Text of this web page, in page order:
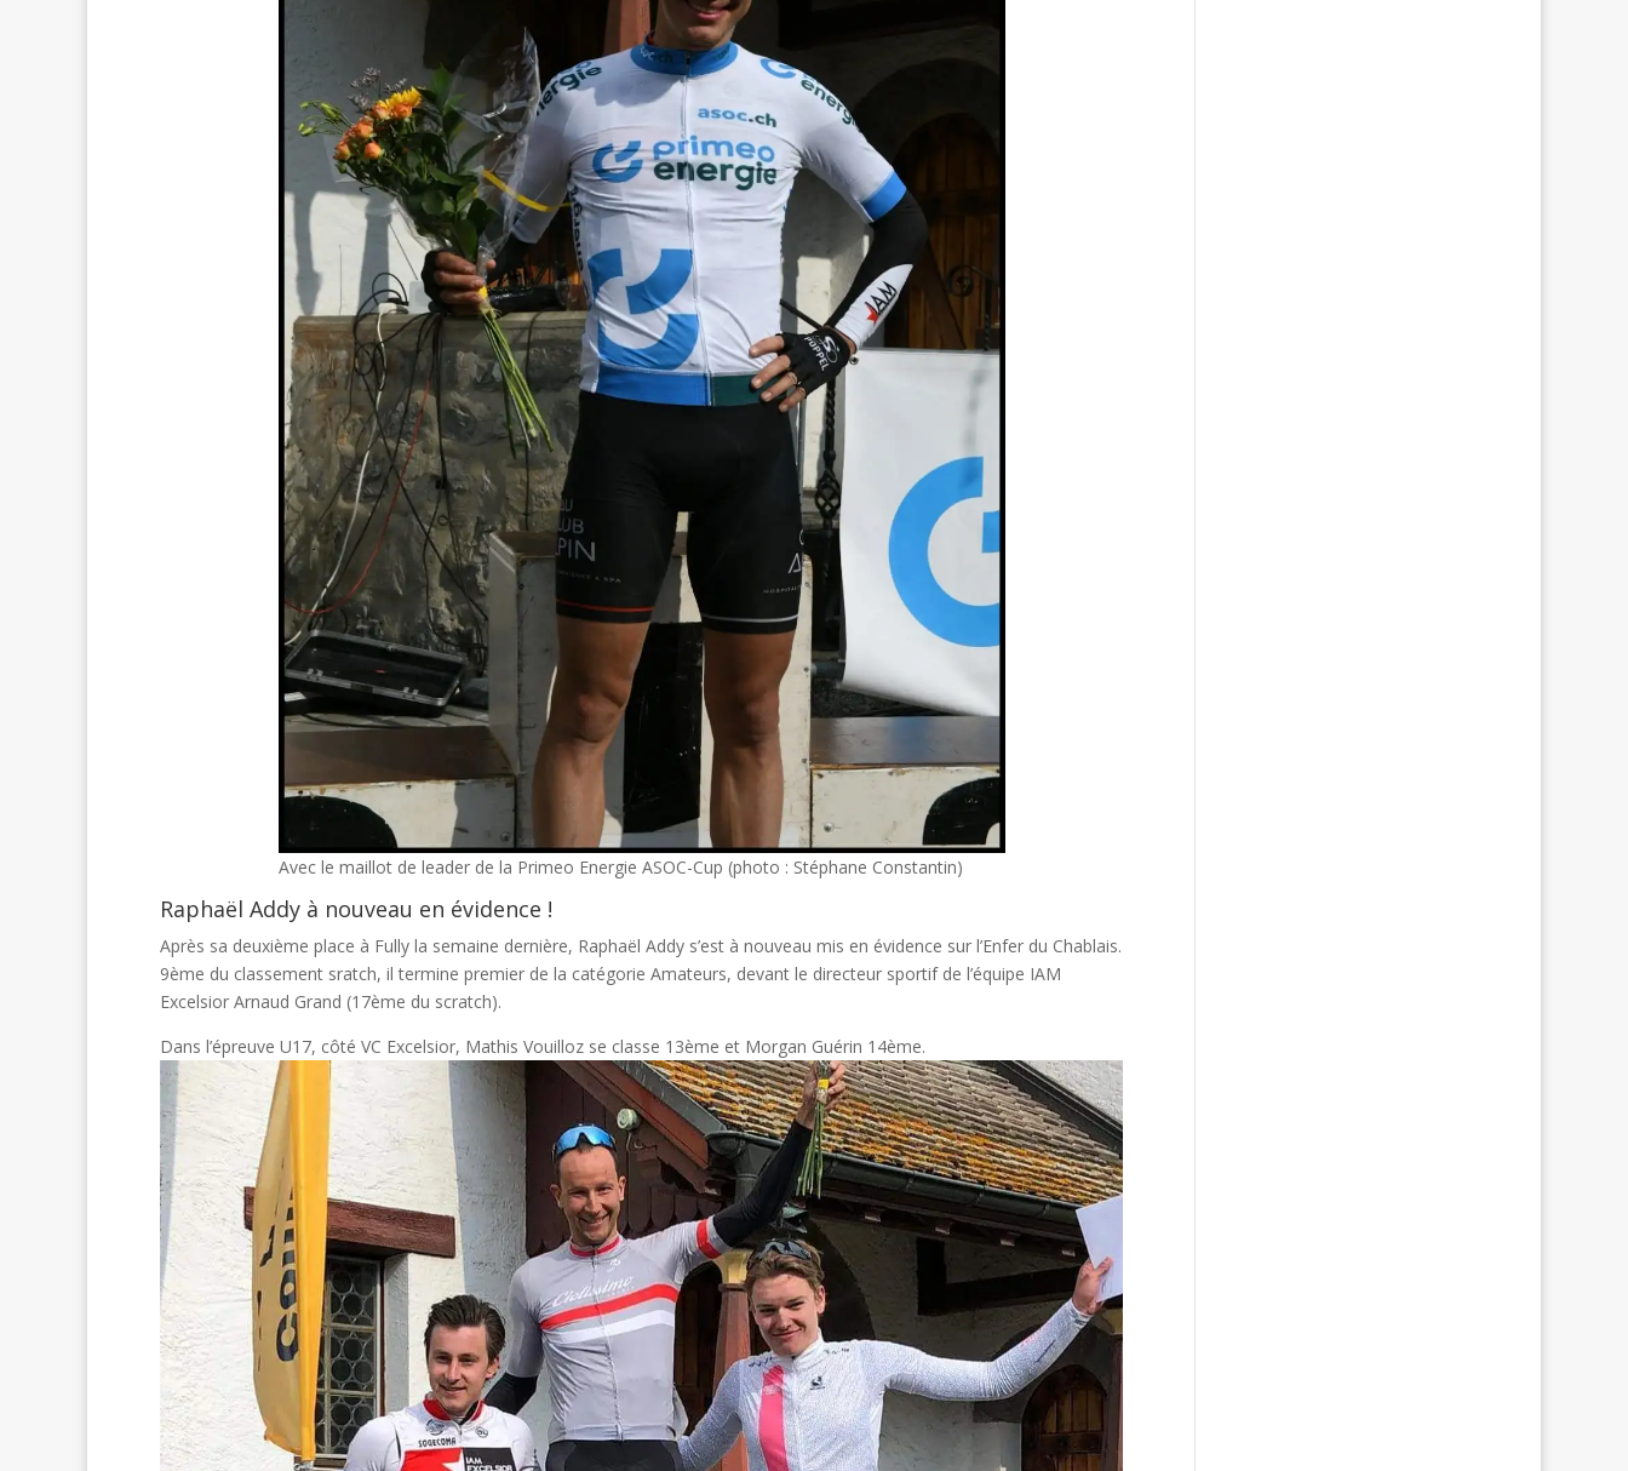
Avec le maillot de leader de la Primeo Energie ASOC-Cup (photo : Stéphane Constantin)
Raphaël Addy à nouveau en évidence !
Après sa deuxième place à Fully la semaine dernière, Raphaël Addy s’est à nouveau mis en évidence sur l’Enfer du Chablais.
9ème du classement sratch, il termine premier de la catégorie Amateurs, devant le directeur sportif de l’équipe IAM
Excelsior Arnaud Grand (17ème du scratch).
Dans l’épreuve U17, côté VC Excelsior, Mathis Vouilloz se classe 13ème et Morgan Guérin 14ème.